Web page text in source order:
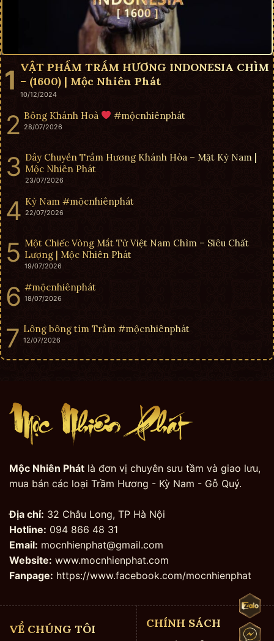
VẬT PHẨM TRẦM HƯƠNG INDONESIA CHÌM
– (1600) | Mộc Nhiên Phát
10/12/2024
Bông Khánh Hoà #mộcnhiênphát
28/07/2026
Dây Chuyền Trầm Hương Khánh Hòa – Mặt Kỳ Nam |
Mộc Nhiên Phát
23/07/2026
Kỳ Nam #mộcnhiênphát
22/07/2026
Một Chiếc Vòng Mắt Tử Việt Nam Chìm – Siêu Chất
Lượng | Mộc Nhiên Phát
19/07/2026
#mộcnhiênphát
18/07/2026
Lông bông tìm Trầm #mộcnhiênphát
12/07/2026
Mộc Nhiên Phát là đơn vị chuyên sưu tầm và giao lưu,
mua bán các loại Trầm Hương - Kỳ Nam - Gỗ Quý.
Địa chỉ: 32 Châu Long, TP Hà Nội
Hotline: 094 866 48 31
Email: mocnhienphat@gmail.com
Website: www.mocnhienphat.com
Fanpage: https://www.facebook.com/mocnhienphat
VỀ CHÚNG TÔI CHÍNH SÁCH